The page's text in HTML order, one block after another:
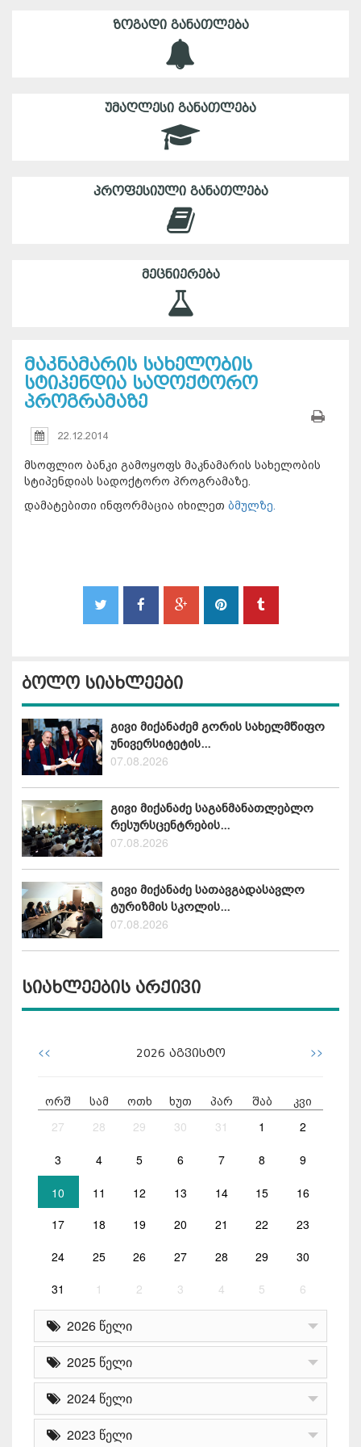
ᲖᲝᲒᲐᲓᲘ ᲒᲐᲜᲐᲗᲚᲔᲑᲐ
ᲣᲛᲐᲦᲚᲔᲡᲘ ᲒᲐᲜᲐᲗᲚᲔᲑᲐ
ᲞᲠᲝᲤᲔᲡᲘᲣᲚᲘ ᲒᲐᲜᲐᲗᲚᲔᲑᲐ
ᲛᲔᲪᲜᲘᲔᲠᲔᲑᲐ
მაკნამარის სახელობის
სტიპენდია სადოქტორო
პროგრამაზე
22.12.2014
მსოფლიო ბანკი გამოყოფს მაკნამარის სახელობის
სტიპენდიას სადოქტორო პროგრამაზე.
დამატებითი ინფორმაცია იხილეთ ბმულზე.
ბოლო სიახლეები
გივი მიქანაძემ გორის სახელმწიფო
უნივერსიტეტის...
07.08.2026
გივი მიქანაძე საგანმანათლებლო
რესურსცენტრების...
07.08.2026
გივი მიქანაძე სათავგადასავლო
ტურიზმის სკოლის...
07.08.2026
სიახლეების არქივი
<< 2026 აგვისტო >>
ორშ სამ ოთხ ხუთ პარ შაბ კვი
27 28 29 30 31 1 2
3 4 5 6 7 8 9
10 11 12 13 14 15 16
17 18 19 20 21 22 23
24 25 26 27 28 29 30
31 1 2 3 4 5 6
2026 წელი
2025 წელი
2024 წელი
2023 წელი